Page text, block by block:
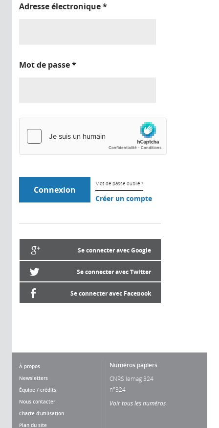
Adresse électronique*
Mot de passe*
Mot de passe oublié ?
Créer un compte
Se connecter avec Google
Se connecter avec Twitter
Se connecter avec Facebook
À propos
Newsletters
Équipe / crédits
Nous contacter
Charte d'utilisation
Plan du site
Numéros papiers
CNRS lemag 324
n°324
Voir tous les numéros